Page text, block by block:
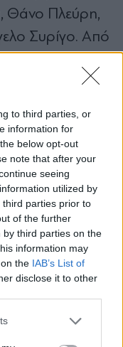
to third parties, or
information for
below opt-out
note that after your
seeing
utilized by
parties prior to
of the further
third parties on the
information may
the IAB’s List of
disclose it to other
Θάνο Πλεύρη,
Συρίγο. Από
Μάκης Βορίδης,
και Στ.
όσων
ψηφοφορία
του
κινήσεις δεν
ΝΔ».
του 2024 «11»